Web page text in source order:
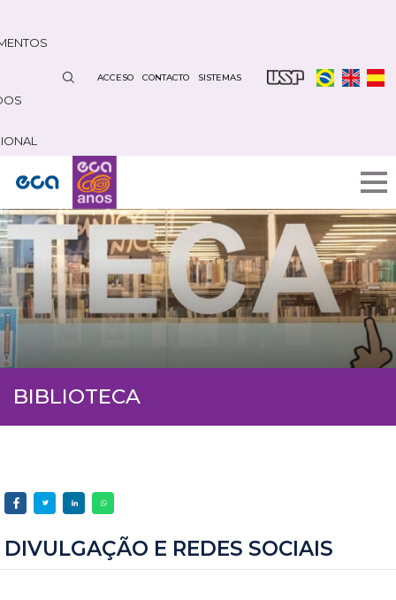
contenido
ACCESO CONTACTO SISTEMAS
BIBLIOTECA
DIVULGAÇÃO E REDES SOCIAIS